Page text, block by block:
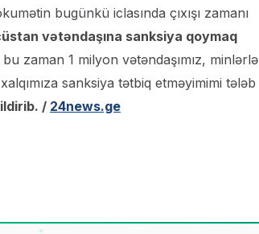
bugünkü iclasında çıxışı zamanı
vətəndaşına sanksiya qoymaq
zaman 1 milyon vətəndaşımız, minlərlə
sanksiya tətbiq etməyimimi tələb
/ 24news.ge